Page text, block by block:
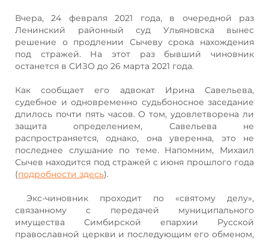
Вчера, 24 февраля 2021 года, в очередной раз
Ленинский районный суд Ульяновска вынес
решение о продлении Сычеву срока нахождения
под стражей. На этот раз бывший чиновник
останется в СИЗО до 26 марта 2021 года.
Как сообщает его адвокат Ирина Савельева,
судебное и одновременно судьбоносное заседание
длилось почти пять часов. О том, удовлетворена ли
защита определением, Савельева не
распространяется, однако, она уверенна, это не
последнее слушание по теме. Напомним, Михаил
Сычев находится под стражей с июня прошлого года
(подробности здесь).
Экс-чиновник проходит по «святому делу»,
связанному с передачей муниципального
имущества Симбирской епархии Русской
православной церкви и последующим его обменом,